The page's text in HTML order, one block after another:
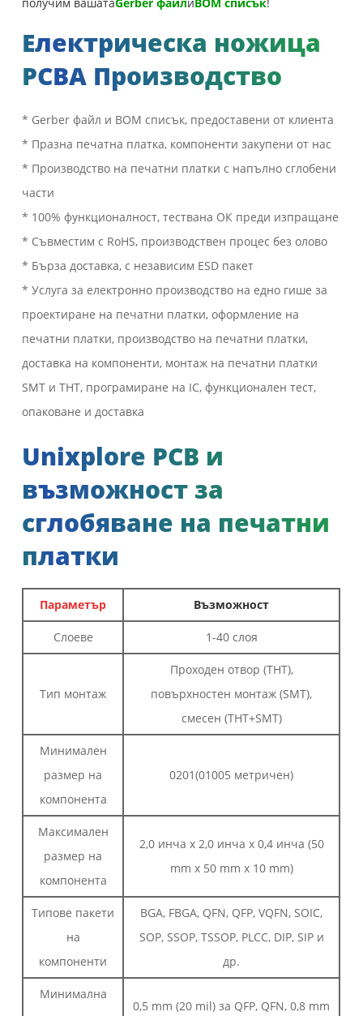
Електрическа ножица
PCBA Производство
* Gerber файл и BOM списък, предоставени от клиента
* Празна печатна платка, компоненти закупени от нас
* Производство на печатни платки с напълно сглобени
части
* 100% функционалност, тествана ОК преди изпращане
* Съвместим с RoHS, производствен процес без олово
* Бърза доставка, с независим ESD пакет
* Услуга за електронно производство на едно гише за
проектиране на печатни платки, оформление на
печатни платки, производство на печатни платки,
доставка на компоненти, монтаж на печатни платки
SMT и THT, програмиране на IC, функционален тест,
опаковане и доставка
Unixplore PCB и
възможност за
сглобяване на печатни
платки
Параметър Възможност
Слоеве 1-40 слоя
Тип монтаж
Проходен отвор (THT),
повърхностен монтаж (SMT),
смесен (THT+SMT)
Минимален
размер на
компонента
0201(01005 метричен)
Максимален
размер на
компонента
2,0 инча x 2,0 инча x 0,4 инча (50
mm x 50 mm x 10 mm)
Типове пакети
на
компоненти
BGA, FBGA, QFN, QFP, VQFN, SOIC,
SOP, SSOP, TSSOP, PLCC, DIP, SIP и
др.
Минимална
0,5 mm (20 mil) за QFP, QFN, 0,8 mm